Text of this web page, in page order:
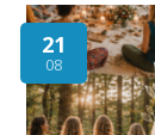
21
08